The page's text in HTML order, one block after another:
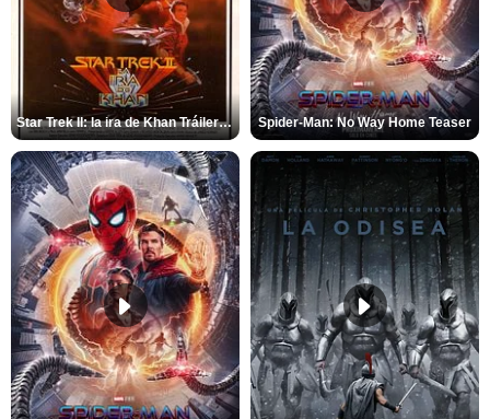
Star Trek II: la ira de Khan Tráiler VO Spider-Man: No Way Home Teaser